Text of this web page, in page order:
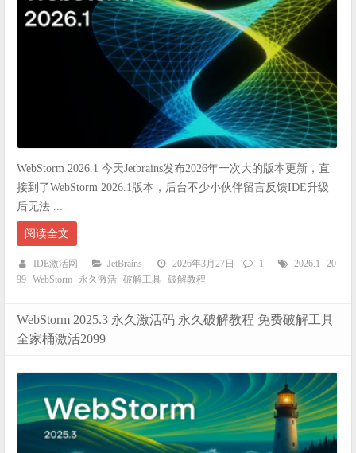
WebStorm 2026.1 今天Jetbrains发布2026年一次大的版本更新，直
接到了WebStorm 2026.1版本，后台不少小伙伴留言反馈IDE升级
后无法 ...
阅读全文
IDE激活网 JetBrains 2026年3月27日 1 2026.1
20
99 WebStorm 永久激活 破解工具 破解教程
WebStorm 2025.3 永久激活码 永久破解教程 免费破解工具
全家桶激活2099